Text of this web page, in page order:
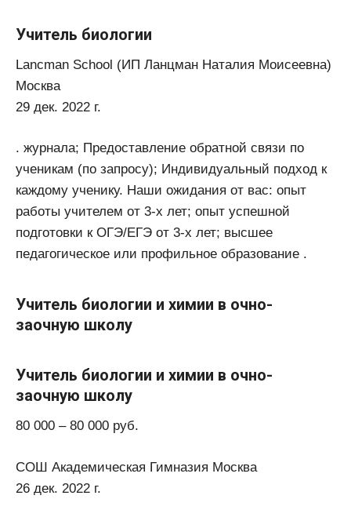
Учитель биологии
Lancman School (ИП Ланцман Наталия Моисеевна)
Москва
29 дек. 2022 г.
. журнала; Предоставление обратной связи по
ученикам (по запросу); Индивидуальный подход к
каждому ученику. Наши ожидания от вас: опыт
работы учителем от 3-х лет; опыт успешной
подготовки к ОГЭ/ЕГЭ от 3-х лет; высшее
педагогическое или профильное образование .
Учитель биологии и химии в очно-
заочную школу
Учитель биологии и химии в очно-
заочную школу
80 000 – 80 000 руб.
СОШ Академическая Гимназия Москва
26 дек. 2022 г.